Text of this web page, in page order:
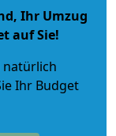
Ihr Umzug
auf Sie!
natürlich
Ihr Budget